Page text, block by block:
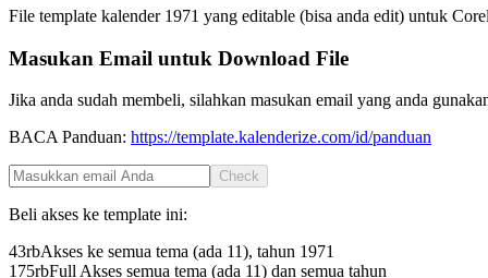
File template kalender 1971 yang editable (bisa anda edit) untuk
Masukan Email untuk Download File
Jika anda sudah membeli, silahkan masukan email yang anda
BACA Panduan: https://template.kalenderize.com/id/panduan
Check
Beli akses ke template ini:
43rbAkses ke semua tema (ada 11), tahun 1971
175rbFull Akses semua tema (ada 11) dan semua tahun